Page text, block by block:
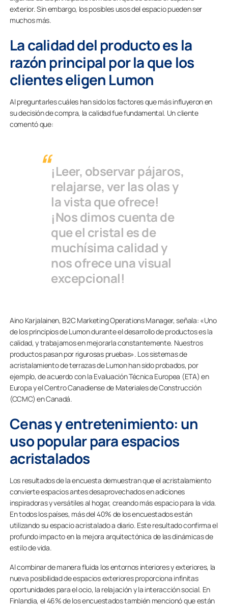
exterior. Sin embargo, los posibles usos del espacio pueden ser
muchos más.
La calidad del producto es la
razón principal por la que los
clientes eligen Lumon
Al preguntarles cuáles han sido los factores que más influyeron en
su decisión de compra, la calidad fue fundamental. Un cliente
comentó que:
¡Leer, observar pájaros,
relajarse, ver las olas y
la vista que ofrece!
¡Nos dimos cuenta de
que el cristal es de
muchísima calidad y
nos ofrece una visual
excepcional!
Aino Karjalainen, B2C Marketing Operations Manager, señala: «Uno
de los principios de Lumon durante el desarrollo de productos es la
calidad, y trabajamos en mejorarla constantemente. Nuestros
productos pasan por rigurosas pruebas». Los sistemas de
acristalamiento de terrazas de Lumon han sido probados, por
ejemplo, de acuerdo con la Evaluación Técnica Europea (ETA) en
Europa y el Centro Canadiense de Materiales de Construcción
(CCMC) en Canadá.
Cenas y entretenimiento: un
uso popular para espacios
acristalados
Los resultados de la encuesta demuestran que el acristalamiento
convierte espacios antes desaprovechados en adiciones
inspiradoras y versátiles al hogar, creando más espacio para la vida.
En todos los países, más del 40% de los encuestados están
utilizando su espacio acristalado a diario. Este resultado confirma el
profundo impacto en la mejora arquitectónica de las dinámicas de
estilo de vida.
Al combinar de manera fluida los entornos interiores y exteriores, la
nueva posibilidad de espacios exteriores proporciona infinitas
oportunidades para el ocio, la relajación y la interacción social. En
Finlandia, el 46% de los encuestados también mencionó que están